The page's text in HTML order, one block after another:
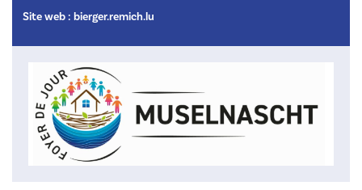
Site web : bierger.remich.lu